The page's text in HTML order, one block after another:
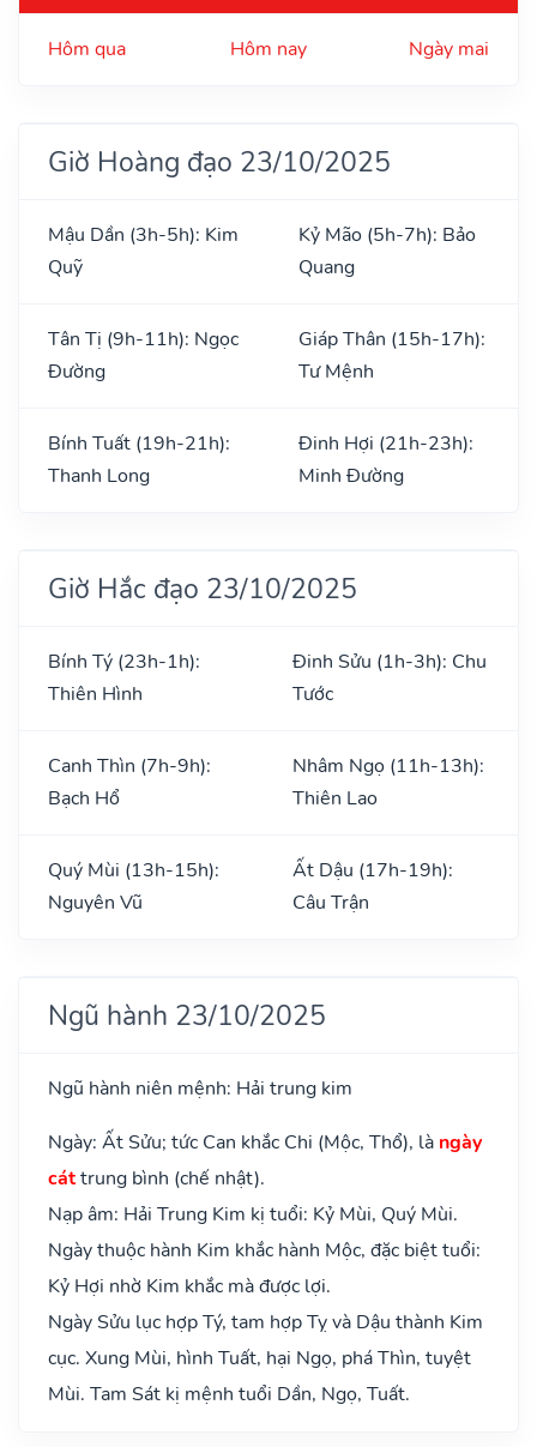
Hôm qua Hôm nay Ngày mai
Giờ Hoàng đạo 23/10/2025
Mậu Dần (3h-5h): Kim
Quỹ
Kỷ Mão (5h-7h): Bảo
Quang
Tân Tị (9h-11h): Ngọc
Đường
Giáp Thân (15h-17h):
Tư Mệnh
Bính Tuất (19h-21h):
Thanh Long
Đinh Hợi (21h-23h):
Minh Đường
Giờ Hắc đạo 23/10/2025
Bính Tý (23h-1h):
Thiên Hình
Đinh Sửu (1h-3h): Chu
Tước
Canh Thìn (7h-9h):
Bạch Hổ
Nhâm Ngọ (11h-13h):
Thiên Lao
Quý Mùi (13h-15h):
Nguyên Vũ
Ất Dậu (17h-19h):
Câu Trận
Ngũ hành 23/10/2025
Ngũ hành niên mệnh: Hải trung kim
Ngày: Ất Sửu; tức Can khắc Chi (Mộc, Thổ), là ngày
cáttrung bình (chế nhật).
Nạp âm: Hải Trung Kim kị tuổi: Kỷ Mùi, Quý Mùi.
Ngày thuộc hành Kim khắc hành Mộc, đặc biệt tuổi:
Kỷ Hợi nhờ Kim khắc mà được lợi.
Ngày Sửu lục hợp Tý, tam hợp Tỵ và Dậu thành Kim
cục. Xung Mùi, hình Tuất, hại Ngọ, phá Thìn, tuyệt
Mùi. Tam Sát kị mệnh tuổi Dần, Ngọ, Tuất.